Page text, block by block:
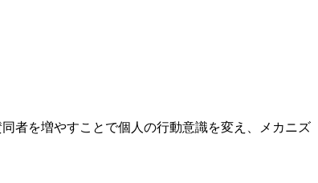
者を増やすことで個人の行動意識を変え、メカニズ